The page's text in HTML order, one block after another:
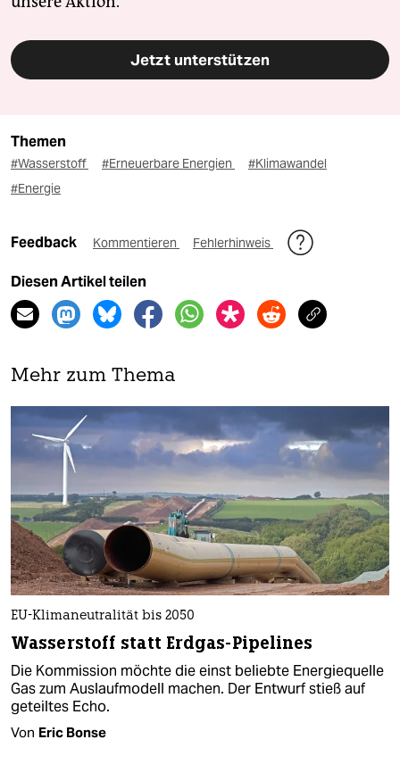
Jetzt unterstützen
Themen
#Wasserstoff #Erneuerbare Energien
#Klimawandel
#Energie
Feedback Kommentieren Fehlerhinweis
Diesen Artikel teilen
Mehr zum Thema
EU-Klimaneutralität bis 2050
Wasserstoff statt Erdgas-Pipelines
Die Kommission möchte die einst beliebte Energiequelle
Gas zum Auslaufmodell machen. Der Entwurf stieß auf
geteiltes Echo.
Von Eric Bonse